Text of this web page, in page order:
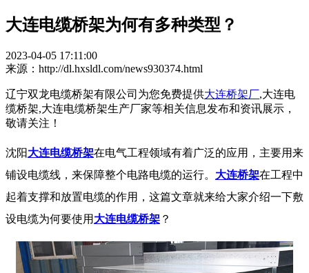
大连电缆桥架为何有多种类型？
2023-04-05 17:11:00
来源：http://dl.hxsldl.com/news930374.html
辽宁双龙电缆桥架有限公司为您免费提供大连桥架厂,大连电
缆桥架,大连电缆桥架生产厂家等相关信息发布和资讯展示，
敬请关注！
沈阳大连电缆桥架在电气工程领域有着广泛的应用，主要用来
铺设电缆线，来保障整个电路电缆的运行。 大连桥架在工程中
起着支撑和放置电缆的作用，这篇文章就来给大家介绍一下敷
设电缆为何要使用 大连电缆桥架 ？